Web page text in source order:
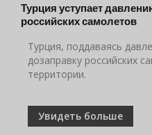
Турция уступает
российских самолетов
Турция, поддаваясь
дозаправку российских
территории.
Увидеть больше